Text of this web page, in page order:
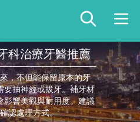
科治療牙醫推薦
，不但能保留原本的牙
要抽神經或拔牙。補牙材
影響美觀與耐用度。建議
認處理方式。